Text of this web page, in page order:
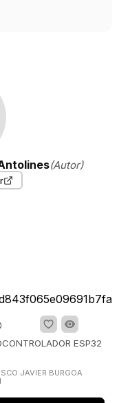
(Autor)
ESP32
JAVIER BURGOA